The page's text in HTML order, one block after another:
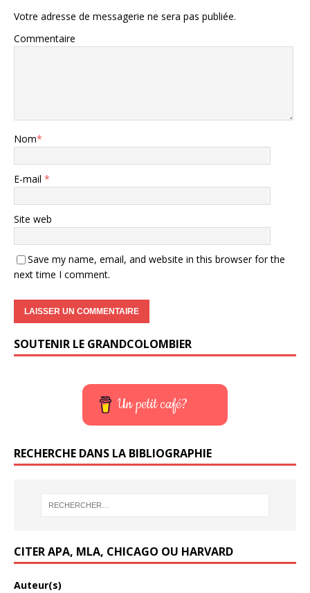
Votre adresse de messagerie ne sera pas publiée.
Commentaire
Nom*
E-mail *
Site web
Save my name, email, and website in this browser for the
next time I comment.
SOUTENIR LE GRANDCOLOMBIER
Un petit café?
RECHERCHE DANS LA BIBLIOGRAPHIE
CITER APA, MLA, CHICAGO OU HARVARD
Auteur(s)